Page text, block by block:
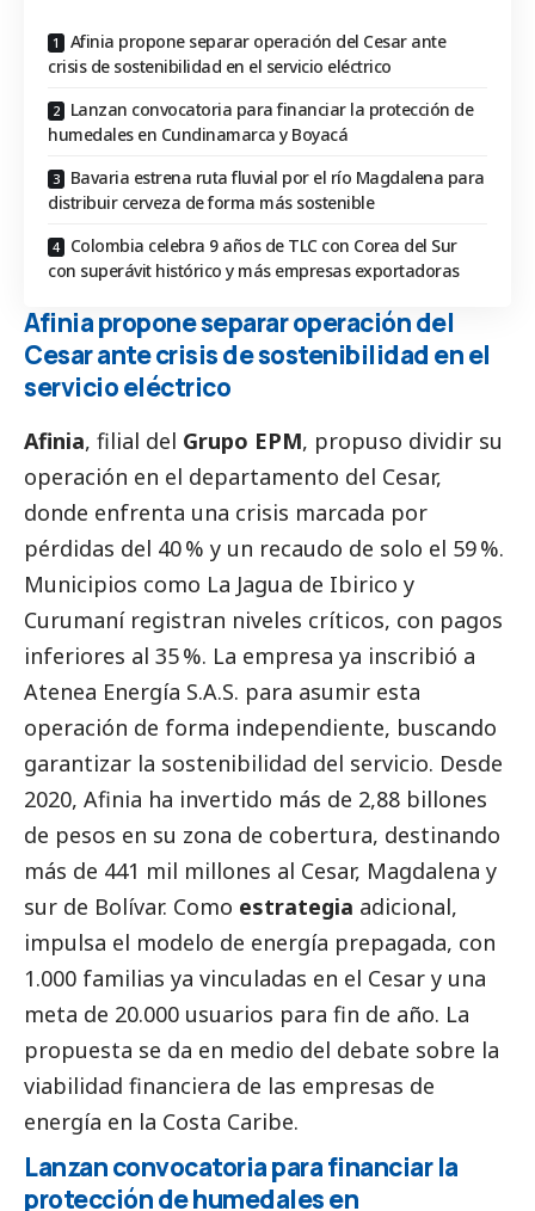
Afinia propone separar operación del Cesar ante
crisis de sostenibilidad en el servicio eléctrico
Lanzan convocatoria para financiar la protección de
humedales en Cundinamarca y Boyacá
Bavaria estrena ruta fluvial por el río Magdalena para
distribuir cerveza de forma más sostenible
Colombia celebra 9 años de TLC con Corea del Sur
con superávit histórico y más empresas exportadoras
Afinia propone separar operación del
Cesar ante crisis de sostenibilidad en el
servicio eléctrico
Afinia, filial del Grupo EPM, propuso dividir su
operación en el departamento del Cesar,
donde enfrenta una crisis marcada por
pérdidas del 40 % y un recaudo de solo el 59 %.
Municipios como La Jagua de Ibirico y
Curumaní registran niveles críticos, con pagos
inferiores al 35 %. La empresa ya inscribió a
Atenea Energía S.A.S. para asumir esta
operación de forma independiente, buscando
garantizar la sostenibilidad del servicio. Desde
2020, Afinia ha invertido más de 2,88 billones
de pesos en su zona de cobertura, destinando
más de 441 mil millones al Cesar, Magdalena y
sur de Bolívar. Como estrategia adicional,
impulsa el modelo de energía prepagada, con
1.000 familias ya vinculadas en el Cesar y una
meta de 20.000 usuarios para fin de año. La
propuesta se da en medio del debate sobre la
viabilidad financiera de las empresas de
energía en la Costa Caribe.
Lanzan convocatoria para financiar la
protección de humedales en